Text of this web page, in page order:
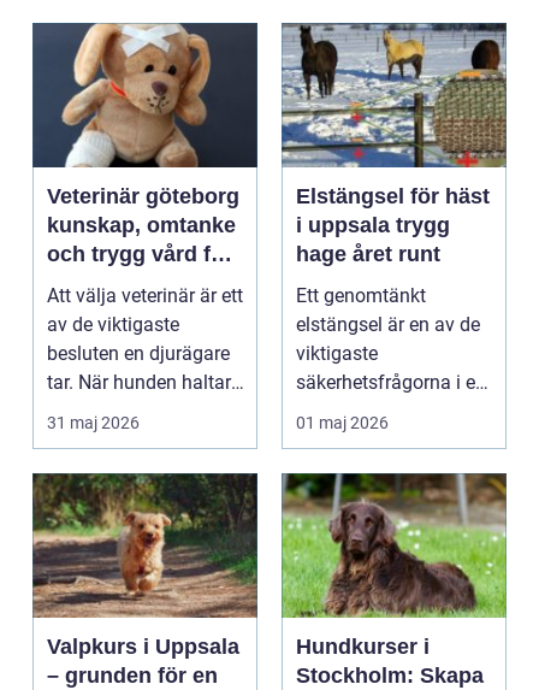
Veterinär göteborg
kunskap, omtanke
och trygg vård för
ditt djur
Att välja veterinär är ett
av de viktigaste
besluten en djurägare
tar. När hunden haltar,
katten slu...
31 maj 2026
Elstängsel för häst
i uppsala trygg
hage året runt
Ett genomtänkt
elstängsel är en av de
viktigaste
säkerhetsfrågorna i ett
häststall. Runt
Uppsala, me...
01 maj 2026
Valpkurs i Uppsala
– grunden för en
Hundkurser i
Stockholm: Skapa